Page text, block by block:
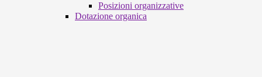
Posizioni organizzative
Dotazione organica